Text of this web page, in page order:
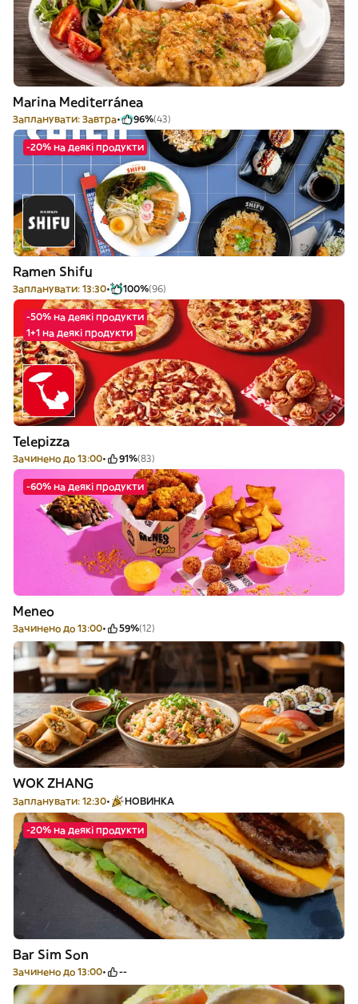
Marina Mediterránea
Запланувати: Завтра 96%(43)
-20% на деякі продукти
Ramen Shifu
Запланувати: 13:30 100%(96)
-50% на деякі продукти
1+1 на деякі продукти
Telepizza
Зачинено до 13:00 91%(83)
-60% на деякі продукти
Meneo
Зачинено до 13:00 59%(12)
WOK ZHANG
Запланувати: 12:30 НОВИНКА
-20% на деякі продукти
Bar Sim Son
Зачинено до 13:00 --